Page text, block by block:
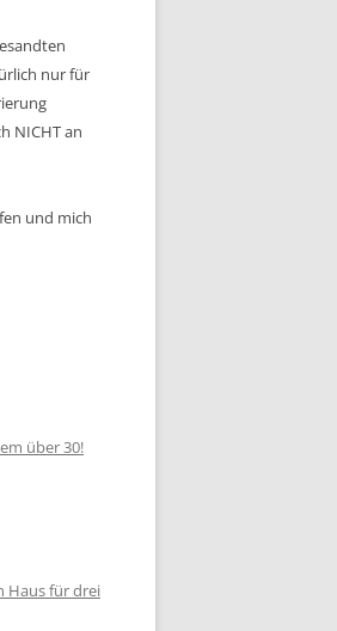
nur für
NICHT an
und mich
über 30!
Haus für drei